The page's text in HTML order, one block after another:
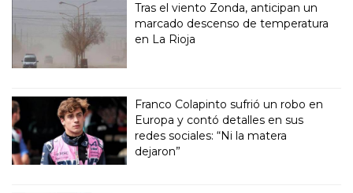
Tras el viento Zonda, anticipan un
marcado descenso de temperatura
en La Rioja
Franco Colapinto sufrió un robo en
Europa y contó detalles en sus
redes sociales: “Ni la matera
dejaron”